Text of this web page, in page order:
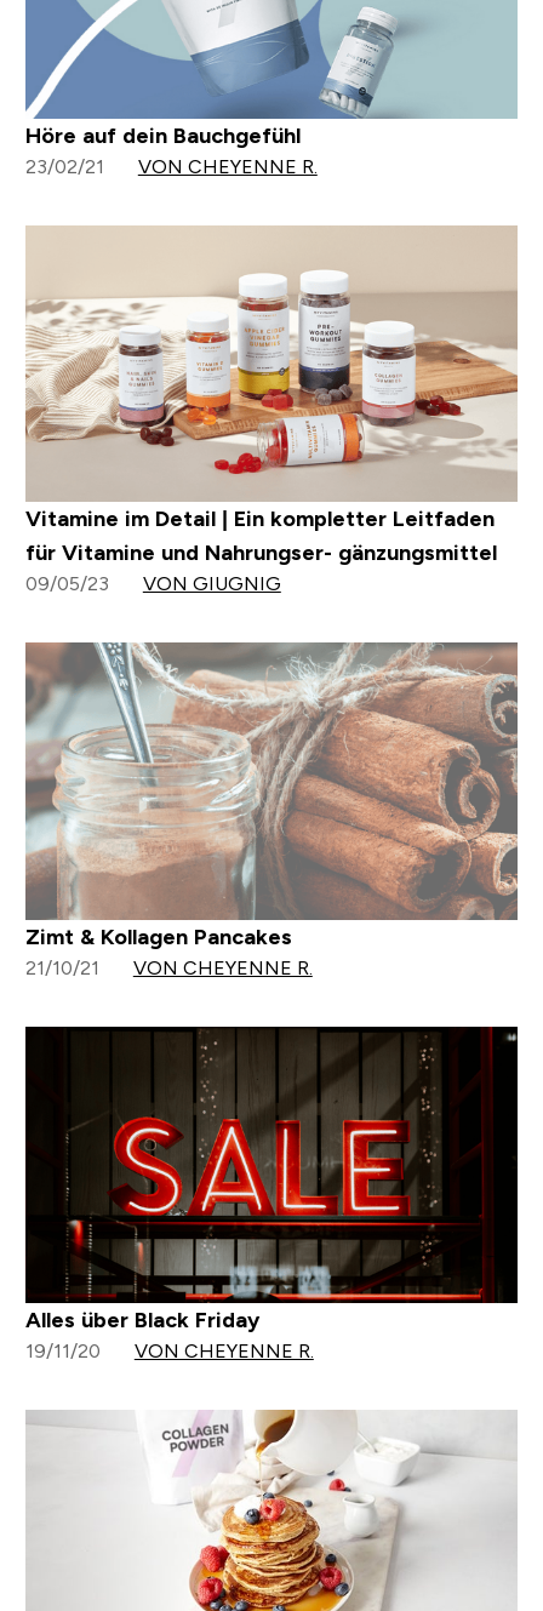
Höre auf dein Bauchgefühl
23/02/21 VON CHEYENNE R.
Vitamine im Detail | Ein kompletter Leitfaden
für Vitamine und Nahrungser- gänzungsmittel
09/05/23 VON GIUGNIG
Zimt & Kollagen Pancakes
21/10/21 VON CHEYENNE R.
Alles über Black Friday
19/11/20 VON CHEYENNE R.